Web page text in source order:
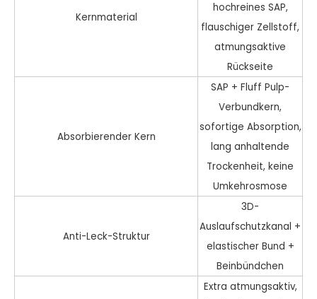
Kernmaterial
hochreines SAP,
flauschiger Zellstoff,
atmungsaktive
Rückseite
Absorbierender Kern
SAP + Fluff Pulp-
Verbundkern,
sofortige Absorption,
lang anhaltende
Trockenheit, keine
Umkehrosmose
Anti-Leck-Struktur
3D-
Auslaufschutzkanal +
elastischer Bund +
Beinbündchen
Extra atmungsaktiv,